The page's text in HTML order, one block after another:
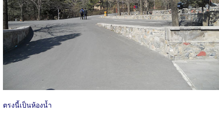
ตรงนี้เป็นห้องน้ำ